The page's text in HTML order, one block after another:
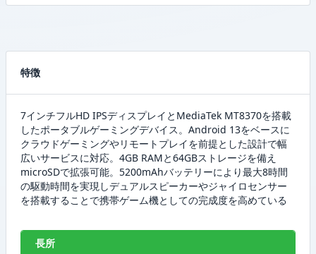
特徴
7インチフルHD IPSディスプレイとMediaTek MT8370を搭載
したポータブルゲーミングデバイス。Android 13をベースに
クラウドゲーミングやリモートプレイを前提とした設計で幅
広いサービスに対応。4GB RAMと64GBストレージを備え
microSDで拡張可能。5200mAhバッテリーにより最大8時間
の駆動時間を実現しデュアルスピーカーやジャイロセンサー
を搭載することで携帯ゲーム機としての完成度を高めている
長所